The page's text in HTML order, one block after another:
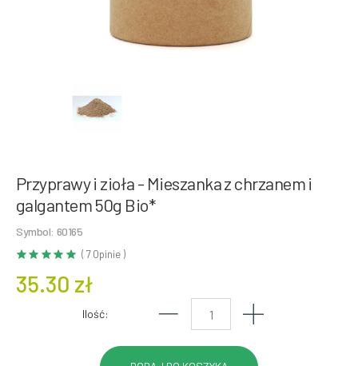
Przyprawy i zioła - Mieszanka z chrzanem i
galgantem 50g Bio*
Symbol: 60165
( 7 Opinie )
35.30 zł
Ilość: